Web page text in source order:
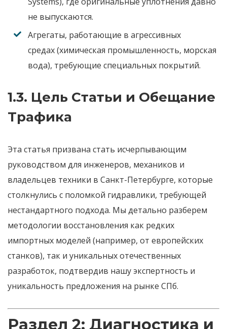
не выпускаются.
Агрегаты, работающие в агрессивных
средах(химическая промышленность, морская
вода), требующие специальных покрытий.
1.3. Цель Статьи и Обещание
Трафика
Эта статья призвана стать исчерпывающим
руководством для инженеров, механиков и
владельцев техники в Санкт-Петербурге, которые
столкнулись с поломкой гидравлики, требующей
нестандартного подхода. Мы детально разберем
методологии восстановления как редких
импортных моделей (например, от европейских
станков), так и уникальных отечественных
разработок, подтвердив нашу экспертность и
уникальность предложения на рынке СПб.
Раздел 2: Диагностика и